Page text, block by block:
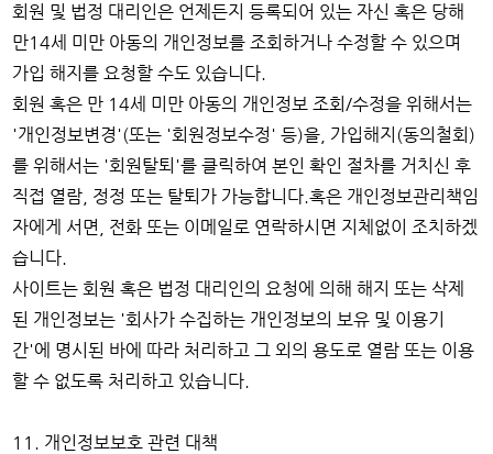
회원 및 법정 대리인은 언제든지 등록되어 있는 자신 혹은 당해
만14세 미만 아동의 개인정보를 조회하거나 수정할 수 있으며
가입 해지를 요청할 수도 있습니다.
회원 혹은 만 14세 미만 아동의 개인정보 조회/수정을 위해서는
'개인정보변경'(또는 '회원정보수정' 등)을, 가입해지(동의철회)
를 위해서는 '회원탈퇴'를 클릭하여 본인 확인 절차를 거치신 후
직접 열람, 정정 또는 탈퇴가 가능합니다.혹은 개인정보관리책임
자에게 서면, 전화 또는 이메일로 연락하시면 지체없이 조치하겠
습니다.
사이트는 회원 혹은 법정 대리인의 요청에 의해 해지 또는 삭제
된 개인정보는 '회사가 수집하는 개인정보의 보유 및 이용기
간'에 명시된 바에 따라 처리하고 그 외의 용도로 열람 또는 이용
할 수 없도록 처리하고 있습니다.
11. 개인정보보호 관련 대책